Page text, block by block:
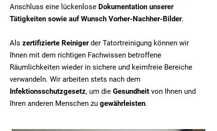
Anschluss eine lückenlose Dokumentation unserer
Tätigkeiten sowie auf Wunsch Vorher-Nachher-Bilder.
Als zertifizierte Reinigerder Tatortreinigung können wir
Ihnen mit dem richtigen Fachwissen betroffene
Räumlichkeiten wieder in sichere und keimfreie Bereiche
verwandeln. Wir arbeiten stets nach dem
Infektionsschutzgesetz, um die Gesundheit von Ihnen und
Ihren anderen Menschen zu gewährleisten.